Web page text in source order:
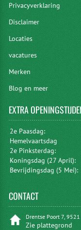
Privacyverklaring
Disclaimer
Locaties
vacatures
Merken
Blog en meer
EXTRA
2e Paasdag:
Hemelvaartsdag
2e Pinksterdag:
Koningsdag (27 April):
Bevrijdingsdag (5 Mei):
CONTACT
Drentse Poort 7,
Zie plattegrond